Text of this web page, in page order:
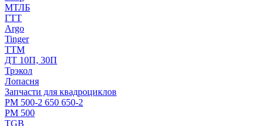
МТЛБ
ГТТ
Argo
Tinger
ТТМ
ДТ 10П, 30П
Трэкол
Лопасня
Запчасти для квадроциклов
РМ 500-2 650 650-2
РМ 500
TGB